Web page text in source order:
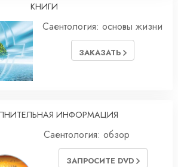
КНИГИ
Саентология: основы жизни
ЗАКАЗАТЬ
ИНФОРМАЦИЯ
Саентология: обзор
ЗАПРОСИТЕ DVD